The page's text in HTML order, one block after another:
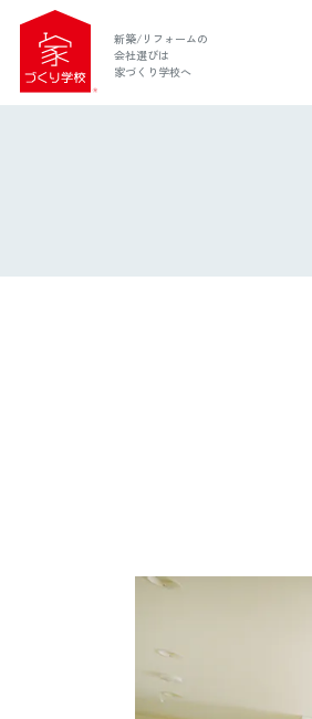
新築/リフォームの
会社選びは
家づくり学校へ
よくある質問
お役立ち情報